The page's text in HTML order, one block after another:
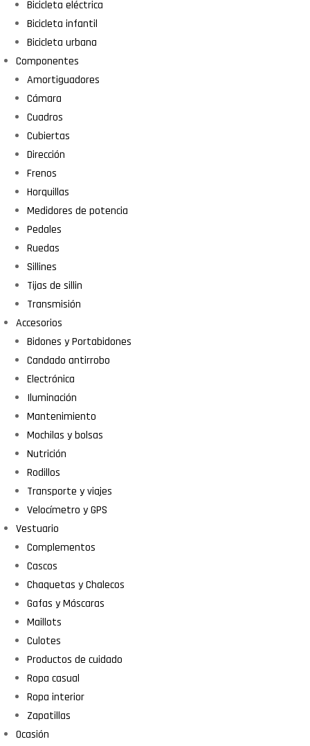
Bicicleta eléctrica
Bicicleta infantil
Bicicleta urbana
Componentes
Amortiguadores
Cámara
Cuadros
Cubiertas
Dirección
Frenos
Horquillas
Medidores de potencia
Pedales
Ruedas
Sillines
Tijas de sillin
Transmisión
Accesorios
Bidones y Portabidones
Candado antirrobo
Electrónica
Iluminación
Mantenimiento
Mochilas y bolsas
Nutrición
Rodillos
Transporte y viajes
Velocímetro y GPS
Vestuario
Complementos
Cascos
Chaquetas y Chalecos
Gafas y Máscaras
Maillots
Culotes
Productos de cuidado
Ropa casual
Ropa interior
Zapatillas
Ocasión